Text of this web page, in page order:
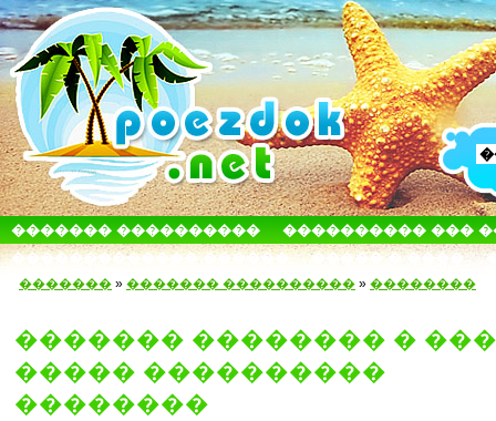
������� ����������
���������� ���
������������� ������
����� � ����
������� » ������� ���������� » ��������
������� �������� �
����� ����������
��������